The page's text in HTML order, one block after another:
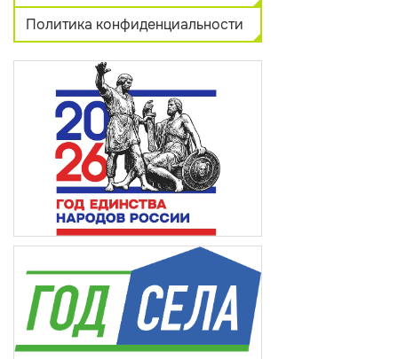
Политика конфиденциальности